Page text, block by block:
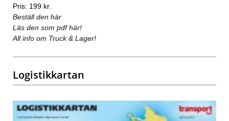
Pris: 199 kr.
Beställ den här
Läs den som pdf här!
All info om Truck & Lager!
Logistikkartan